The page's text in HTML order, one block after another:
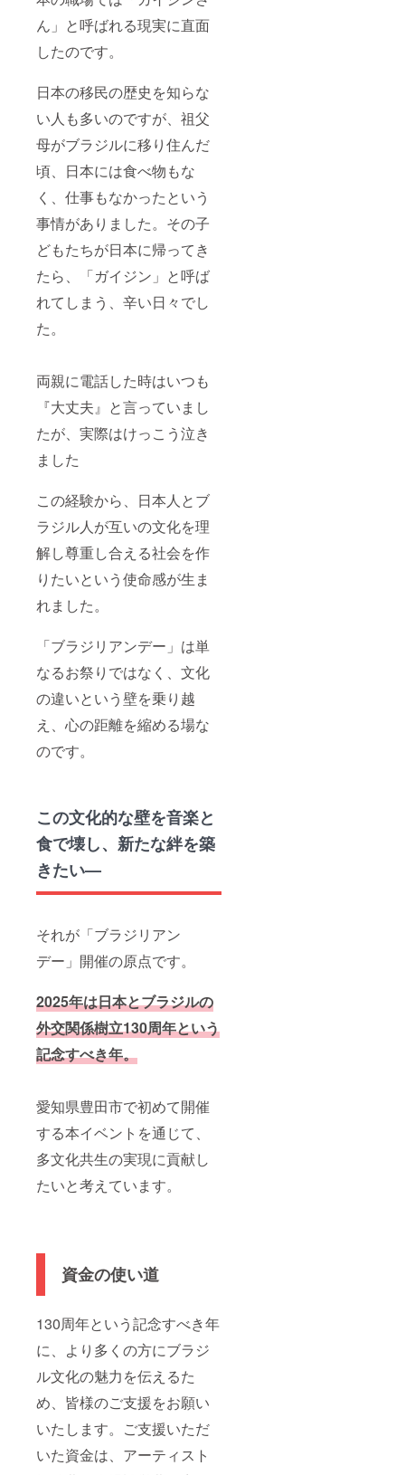
ん」と呼ばれる現実に直面
したのです。
日本の移民の歴史を知らな
い人も多いのですが、祖父
母がブラジルに移り住んだ
頃、日本には食べ物もな
く、仕事もなかったという
事情がありました。その子
どもたちが日本に帰ってき
たら、「ガイジン」と呼ば
れてしまう、辛い日々でし
た。
両親に電話した時はいつも
『大丈夫』と言っていまし
たが、実際はけっこう泣き
ました
この経験から、日本人とブ
ラジル人が互いの文化を理
解し尊重し合える社会を作
りたいという使命感が生ま
れました。
「ブラジリアンデー」は単
なるお祭りではなく、文化
の違いという壁を乗り越
え、心の距離を縮める場な
のです。
この文化的な壁を音楽と
食で壊し、新たな絆を築
きたい—
それが「ブラジリアン
デー」開催の原点です。
2025年は日本とブラジルの
外交関係樹立130周年という
記念すべき年。
愛知県豊田市で初めて開催
する本イベントを通じて、
多文化共生の実現に貢献し
たいと考えています。
資金の使い道
130周年という記念すべき年
に、より多くの方にブラジ
ル文化の魅力を伝えるた
め、皆様のご支援をお願い
いたします。ご支援いただ
いた資金は、アーティスト